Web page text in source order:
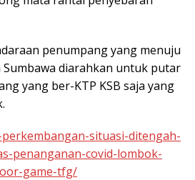
penumpang yang menuju
Sumbawa diarahkan untuk putar
yang ber-KTP KSB saja yang
situasi-ditengah-
penanganan-covid-lombok-
game-tfg/